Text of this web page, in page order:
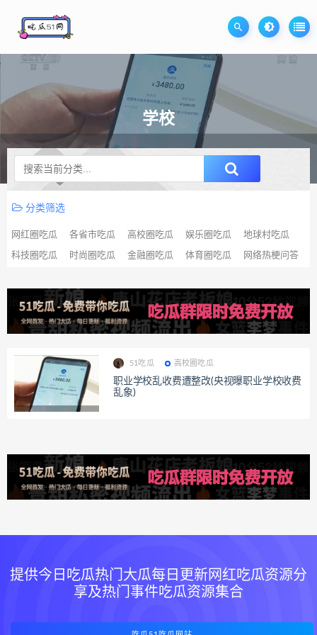
学校
升级SVIP无限免费下载
分类筛选
网红圈吃瓜 各省市吃瓜 高校圈吃瓜 娱乐圈吃瓜 地球村吃瓜
科技圈吃瓜 时尚圈吃瓜 金融圈吃瓜 体育圈吃瓜 网络热梗问答
51吃瓜 高校圈吃瓜
职业学校乱收费遭整改(央视曝职业学校收费
乱象)
提供今日吃瓜热门大瓜每日更新网红吃瓜资源分
享及热门事件吃瓜资源集合